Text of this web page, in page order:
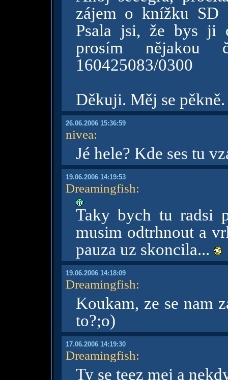
zájem o knížku SD
Psala jsi, že bys ji
prosím nějakou
160425083/0300
Děkuji. Měj se
26.06.2006 15:36:59
nivea:
Jé hele? Kde ses tu
19.06.2006 14:19:53
Dreamingfish:
Taky bych tu radsi
musim odtrhnout a
pauza uz skoncila...
19.06.2006 14:18:09
Dreamingfish:
Koukam, ze se nam
to?;o)
17.06.2006 14:19:30
Dreamingfish:
Ty se teez mej a